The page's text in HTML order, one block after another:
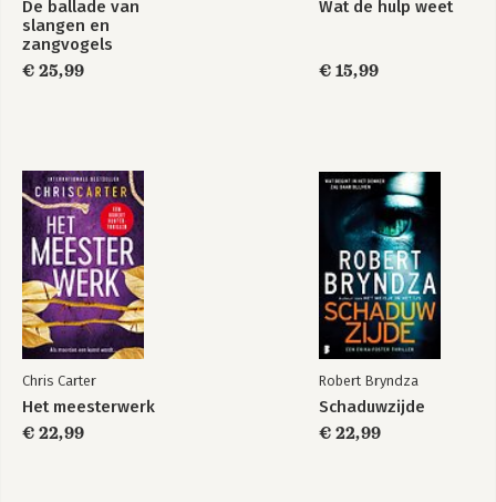
De ballade van
slangen en
zangvogels
€ 25,99
Wat de hulp weet
€ 15,99
Chris Carter
Het meesterwerk
€ 22,99
Robert Bryndza
Schaduwzijde
€ 22,99